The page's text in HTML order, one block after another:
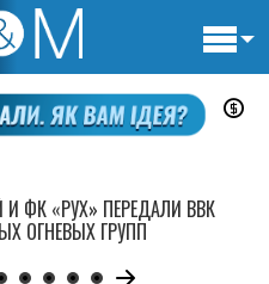
ФК «РУХ» ПЕРЕДАЛИ ВВК
ОГНЕВЫХ ГРУПП